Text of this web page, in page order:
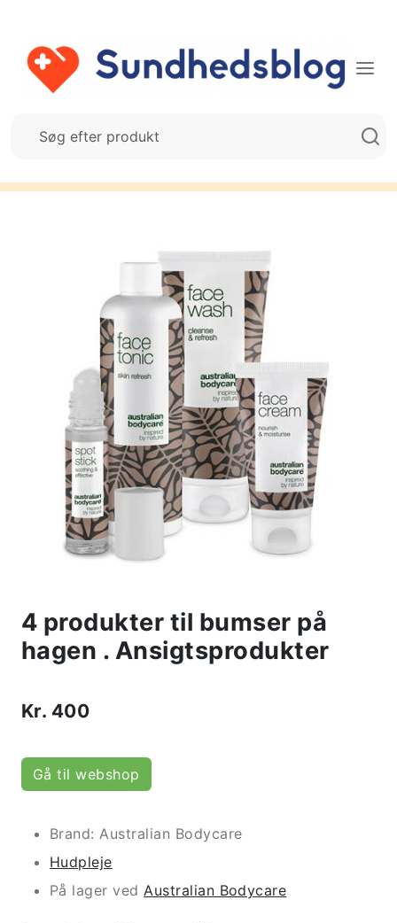
4 produkter til bumser på
hagen . Ansigtsprodukter
Kr. 400
Gå til webshop
Brand: Australian Bodycare
Hudpleje
På lager vedAustralian Bodycare